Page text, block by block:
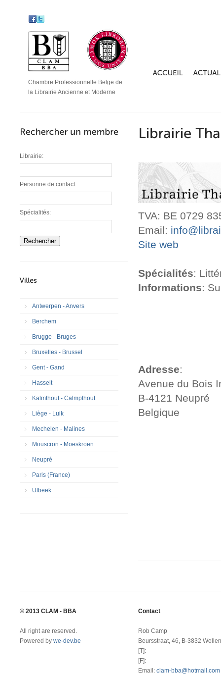
Chambre Professionnelle Belge de
la Librairie Ancienne et Moderne
Librairie:
Personne de contact:
Spécialités:
Rechercher
Antwerpen - Anvers
Berchem
Brugge - Bruges
Bruxelles - Brussel
Gent - Gand
Hasselt
Kalmthout - Calmpthout
Liège - Luik
Mechelen - Malines
Mouscron - Moeskroen
Neupré
Paris (France)
Ulbeek
TVA: BE 0729
Email:
Site web
Spécialités:
Informations:
Adresse:
Avenue du Bois
B-4121 Neupré
Belgique
© 2013 CLAM - BBA
All right are reserved.
Powered by we-dev.be
Contact
Rob Camp
Beursstraat, 46, B-3832 Wellen
[T]:
[F]:
Email: clam-bba@hotmail.com